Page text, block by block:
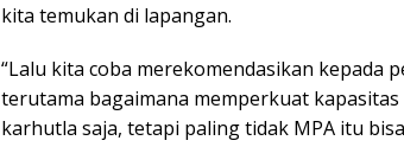
kita temukan di lapangan.
“Lalu kita coba merekomendasikan kepada
terutama bagaimana memperkuat
karhutla saja, tetapi paling tidak MPA itu